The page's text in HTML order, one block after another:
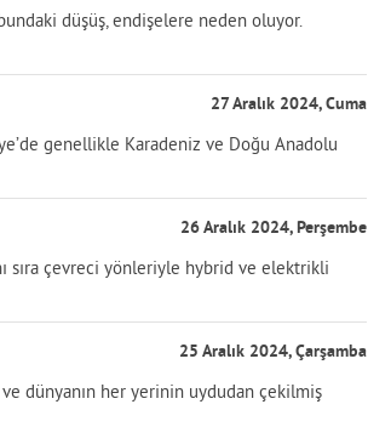
düşüş, endişelere neden oluyor.
27 Aralık 2024, Cuma
genellikle Karadeniz ve Doğu Anadolu
26 Aralık 2024, Perşembe
sıra çevreci yönleriyle hybrid ve elektrikli
25 Aralık 2024, Çarşamba
ve dünyanın her yerinin uydudan çekilmiş